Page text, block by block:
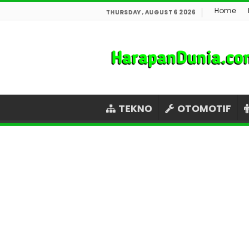
THURSDAY , AUGUST 6 2026 Home
TEKNO OTOMOTIF